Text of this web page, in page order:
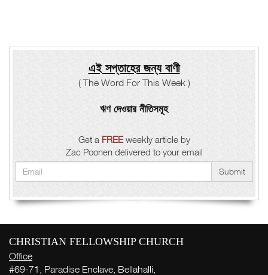
এই সপ্তাহের জন্য বাণী
( The Word For This Week )
ঋণ দেওয়ার নীতিসমূহ
Get a FREEweekly article by
Zac Poonen delivered to your email
Submit
CHRISTIAN FELLOWSHIP CHURCH
Office
#69-71, Paradise Enclave, Bellahalli,